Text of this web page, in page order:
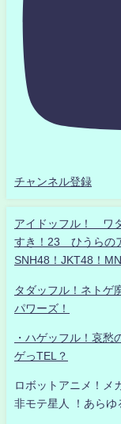
チャンネル登録
アイドッフル！ ワ
すき！23 ひうらの
SNH48！JKT48！
タダッフル！ネトゲ
パワーズ！
・ハゲッフル！哀愁
ゲっTEL？
ロボットアニメ！メ
非モテ星人 ！あらゆ